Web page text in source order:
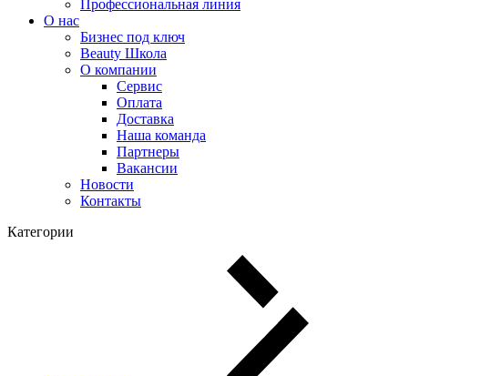
Профессиональная линия
О нас
Бизнес под ключ
Beauty Школа
О компании
Сервис
Оплата
Доставка
Наша команда
Партнеры
Вакансии
Новости
Контакты
Категории